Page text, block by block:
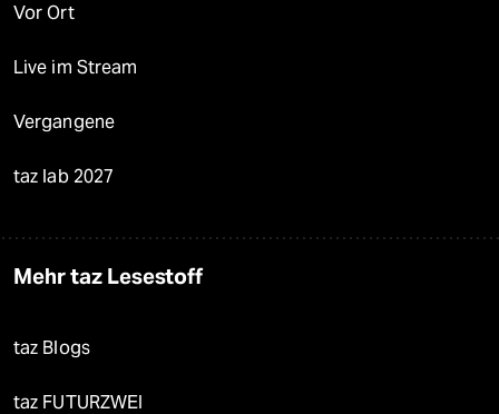
Vor Ort
Live im Stream
Vergangene
taz lab 2027
Mehr taz Lesestoff
taz Blogs
taz FUTURZWEI